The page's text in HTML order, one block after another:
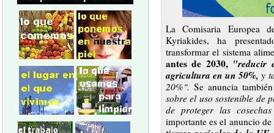
La Comisaria Europea
Kyriakides, ha
transformar el sistema
antes de 2030, "reducir
agricultura en un 50%, y
20%". Se anuncia
sobre el uso sostenible de
de proteger las
importante es el anuncio